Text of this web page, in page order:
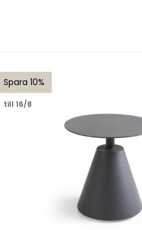
Spara 10%
till 16/8